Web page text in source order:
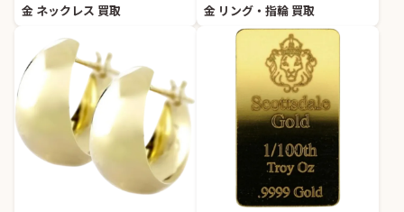
金 ネックレス 買取 金 リング・指輪 買取